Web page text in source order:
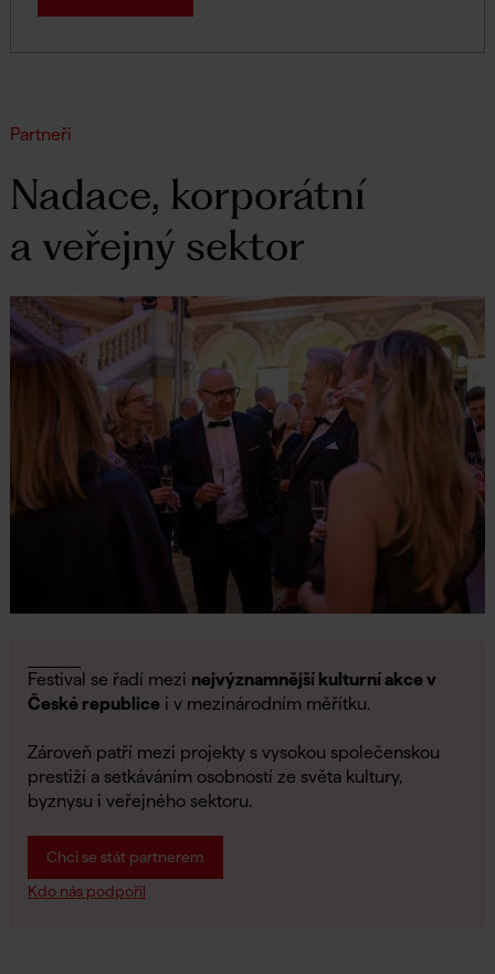
Partneři
Nadace, korporátní
a veřejný sektor
Festival se řadí mezi nejvýznamnější kulturní akce v
České republicei v mezinárodním měřítku.
Zároveň patří mezi projekty s vysokou společenskou
prestiží a setkáváním osobností ze světa kultury,
byznysu i veřejného sektoru.
Chci se stát partnerem
Kdo nás podpořil